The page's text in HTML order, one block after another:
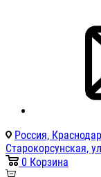
Россия,
Старокорсунская,
0 Корзина